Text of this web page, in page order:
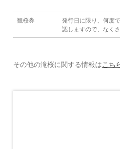
観桜券
発行日に限り、何度
認しますので、なく
その他の滝桜に関する情報はこち